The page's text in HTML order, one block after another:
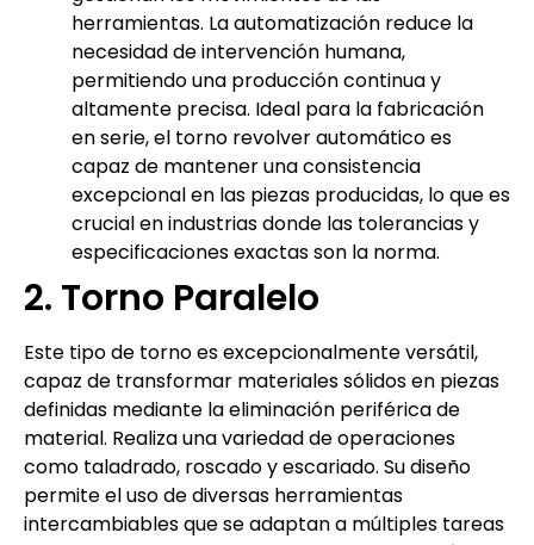
herramientas. La automatización reduce la
necesidad de intervención humana,
permitiendo una producción continua y
altamente precisa. Ideal para la fabricación
en serie, el torno revolver automático es
capaz de mantener una consistencia
excepcional en las piezas producidas, lo que es
crucial en industrias donde las tolerancias y
especificaciones exactas son la norma.
2. Torno Paralelo
Este tipo de torno es excepcionalmente versátil,
capaz de transformar materiales sólidos en piezas
definidas mediante la eliminación periférica de
material. Realiza una variedad de operaciones
como taladrado, roscado y escariado. Su diseño
permite el uso de diversas herramientas
intercambiables que se adaptan a múltiples tareas